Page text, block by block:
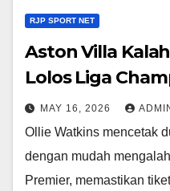
RJP SPORT NET
Aston Villa
Lolos Liga
MAY 16, 2026
Ollie Watkins mencetak
dengan mudah
Premier, memastikan